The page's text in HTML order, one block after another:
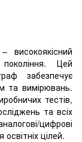
високоякісний
Цей
забезпечує
та вимірювань.
тестів,
та всіх
цифрові
цілей.